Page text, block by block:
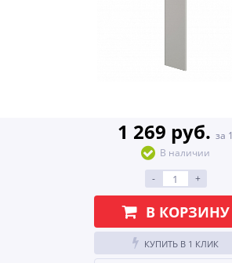
1 269 руб. за 1
В наличии
-
+
В КОРЗИНУ
КУПИТЬ В 1 КЛИК